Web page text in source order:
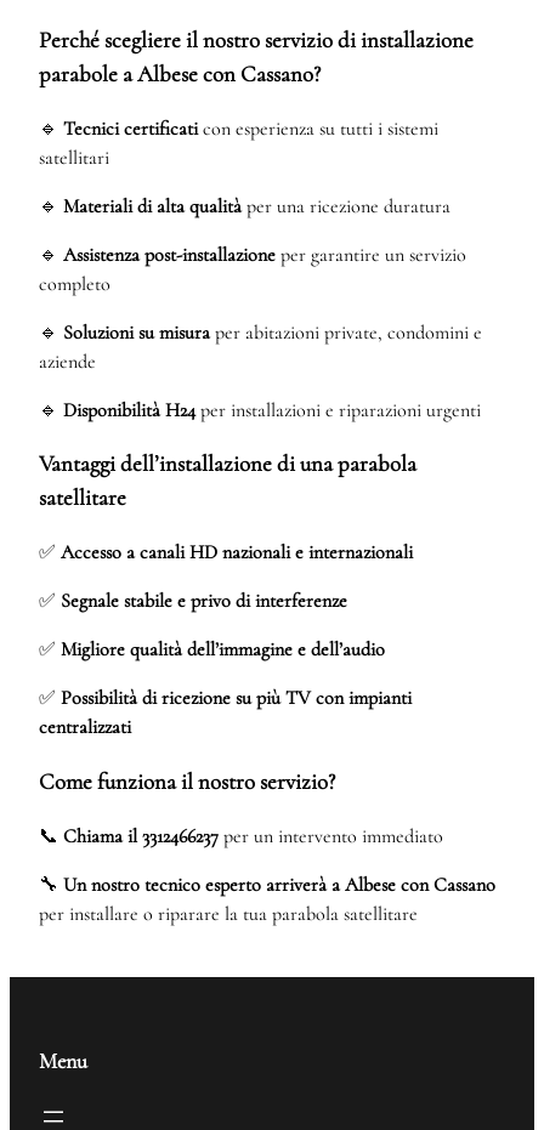
Perché scegliere il nostro servizio di installazione
parabole a Albese con Cassano?
🔹 Tecnici certificaticon esperienza su tutti i sistemi
satellitari
🔹 Materiali di alta qualitàper una ricezione duratura
🔹 Assistenza post-installazione per garantire un servizio
completo
🔹 Soluzioni su misuraper abitazioni private, condomini e
aziende
🔹 Disponibilità H24per installazioni e riparazioni urgenti
Vantaggi dell’installazione di una parabola
satellitare
✅ Accesso a canali HD nazionali e internazionali
✅ Segnale stabile e privo di interferenze
✅ Migliore qualità dell’immagine e dell’audio
✅ Possibilità di ricezione su più TV con impianti
centralizzati
Come funziona il nostro servizio?
📞 Chiama il 3312466237 per un intervento immediato
🔧 Un nostro tecnico esperto arriverà a Albese con Cassano
per installare o riparare la tua parabola satellitare
Menu